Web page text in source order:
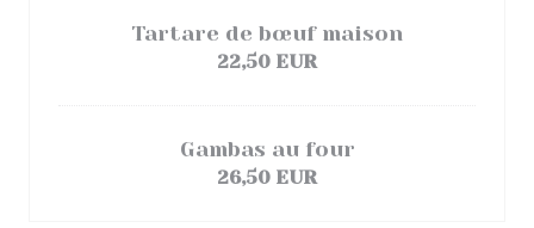
Tartare de bœuf maison
22,50 EUR
Gambas au four
26,50 EUR